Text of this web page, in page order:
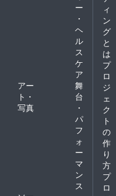
ー
・
ヘ
ル
ス
ケ
ア
アー
ト・
写真
舞
台
・
パ
フ
ォ
ー
マ
ン
ス
ィ
ン
グ
と
は
プ
ロ
ジ
ェ
ク
ト
の
作
り
方
プ
ロ